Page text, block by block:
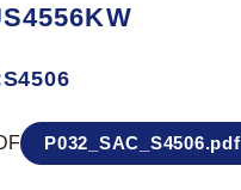
P032_SAC_S4506.pdf